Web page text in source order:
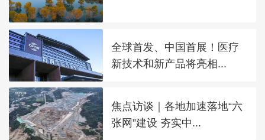
全球首发、中国首展！医疗
新技术和新产品将亮相...
焦点访谈｜各地加速落地“六
张网”建设 夯实中...